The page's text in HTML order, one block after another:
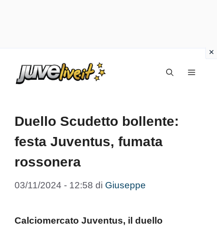
Menu
Duello Scudetto bollente:
festa Juventus, fumata
rossonera
03/11/2024 - 12:58 di Giuseppe
Calciomercato Juventus, il duello